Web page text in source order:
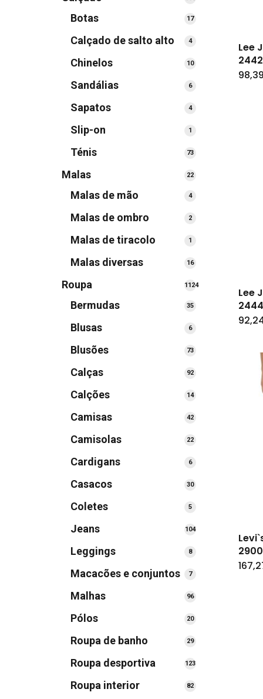
Botas 1717
Calçado de salto alto 44
Chinelos 1010
Sandálias 66
Sapatos 44
Slip-on 1
Ténis 7373
Malas 2222
Malas de mão 44
Malas de ombro 22
Malas de tiracolo 1
Malas diversas 1616
Roupa
1124
produtos
Bermudas 3535
Blusas 66
Blusões 7373
Calças 9292
Calções 1414
Camisas 4242
Camisolas 2222
Cardigans 66
Casacos 3030
Coletes 55
Jeans 104104
Leggings 88
Macacões e conjuntos 77
Malhas 9696
Pólos 2020
Roupa de banho 2929
Roupa desportiva 123123
Roupa interior 8282
Lee
98,39
Lee